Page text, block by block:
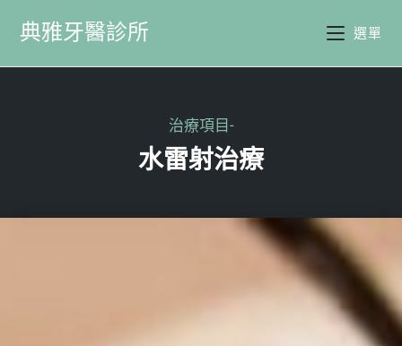
典雅牙醫診所 選單
治療項目-
水雷射治療